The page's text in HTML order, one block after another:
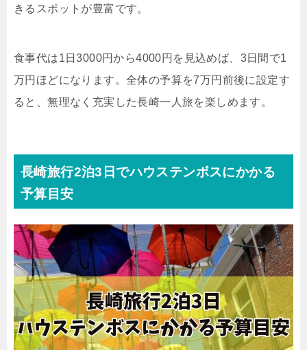
きるスポットが豊富です。
食事代は1日3000円から4000円を見込めば、3日間で1
万円ほどになります。全体の予算を7万円前後に設定す
ると、無理なく充実した長崎一人旅を楽しめます。
長崎旅行2泊3日でハウステンボスにかかる
予算目安